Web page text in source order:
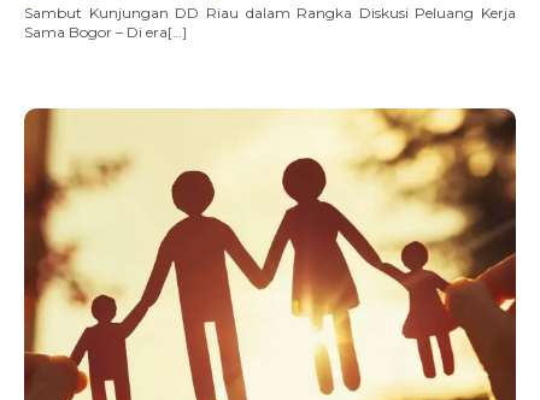
Sambut Kunjungan DD Riau dalam Rangka Diskusi Peluang Kerja
Sama Bogor – Di era[…]